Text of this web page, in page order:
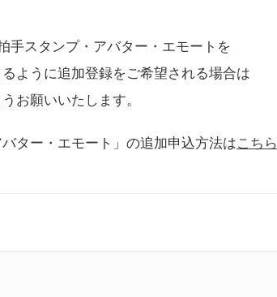
手スタンプ・アバター・エモートを
ように追加登録をご希望される場合は
お願いいたします。
ター・エモート」の追加申込方法はこちら